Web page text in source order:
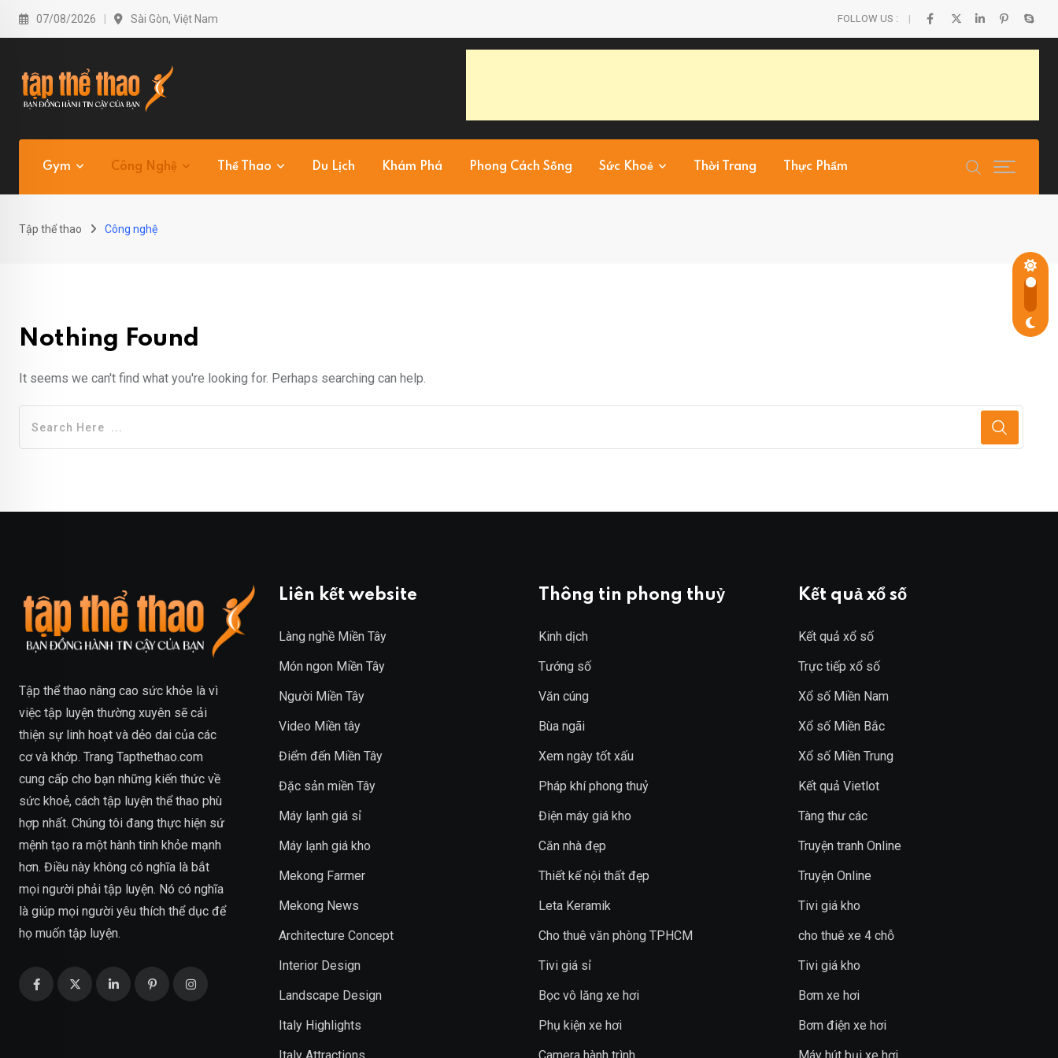
Skip
07/08/2026 Sài Gòn, Việt Nam FOLLOW US :
Gym Công Nghệ Thể Thao Du Lịch Khám Phá Phong Cách Sống Sức Khoẻ Thời Trang Thực Phẩm
Tập thể thao Công nghệ
Nothing Found
It seems we can't find what you're looking for. Perhaps searching can help.
Tập thể thao nâng cao sức khỏe là vì
việc tập luyện thường xuyên sẽ cải
thiện sự linh hoạt và dẻo dai của các
cơ và khớp. Trang Tapthethao.com
cung cấp cho bạn những kiến thức về
sức khoẻ, cách tập luyện thể thao phù
hợp nhất. Chúng tôi đang thực hiện sứ
mệnh tạo ra một hành tinh khỏe mạnh
hơn. Điều này không có nghĩa là bắt
mọi người phải tập luyện. Nó có nghĩa
là giúp mọi người yêu thích thể dục để
họ muốn tập luyện.
Liên kết website
Làng nghề Miền Tây
Món ngon Miền Tây
Người Miền Tây
Video Miền tây
Điểm đến Miền Tây
Đặc sản miền Tây
Máy lạnh giá sỉ
Máy lạnh giá kho
Mekong Farmer
Mekong News
Architecture Concept
Interior Design
Landscape Design
Italy Highlights
Thông tin phong thuỷ
Kinh dịch
Tướng số
Văn cúng
Bùa ngãi
Xem ngày tốt xấu
Pháp khí phong thuỷ
Điện máy giá kho
Căn nhà đẹp
Thiết kế nội thất đẹp
Leta Keramik
Cho thuê văn phòng TPHCM
Tivi giá sỉ
Bọc vô lăng xe hơi
Phụ kiện xe hơi
Kết quả xổ số
Kết quả xổ số
Trực tiếp xổ số
Xổ số Miền Nam
Xổ số Miền Bắc
Xổ số Miền Trung
Kết quả Vietlot
Tàng thư các
Truyện tranh Online
Truyện Online
Tivi giá kho
cho thuê xe 4 chỗ
Tivi giá kho
Bơm xe hơi
Bơm điện xe hơi